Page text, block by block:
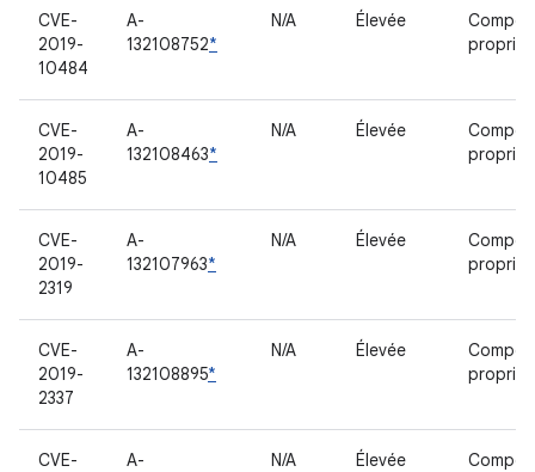
CVE-
2019-
10484
A-
132108752*
N/A Élevée
CVE-
2019-
10485
A-
132108463*
N/A Élevée
CVE-
2019-
2319
A-
132107963*
N/A Élevée
CVE-
2019-
2337
A-
132108895*
N/A Élevée
CVE-
A-
N/A Élevée